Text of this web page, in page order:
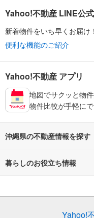
Yahoo!不動産 LINE公
新着物件をいち早くお届け！
便利な機能のご紹介
Yahoo!不動産 アプリ
地図でサクッと物
物件比較が手軽に
沖縄県の不動産情報を探す
不動産・住宅
暮らしのお役立ち情報
Yahoo!